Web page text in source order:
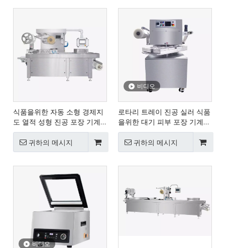
식품을위한 자동 소형 경제지
도 열적 성형 진공 포장 기계
HVR-320A (Q)
귀하의 메시지
비디오
로타리 트레이 진공 실러 식품
을위한 대기 피부 포장 기계
HVT-450R-4S
귀하의 메시지
비디오